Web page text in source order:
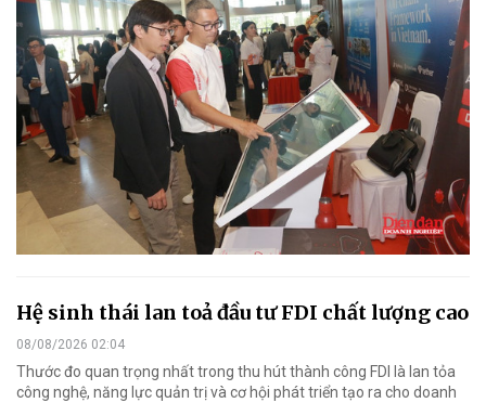
Hệ sinh thái lan toả đầu tư FDI chất lượng cao
08/08/2026 02:04
Thước đo quan trọng nhất trong thu hút thành công FDI là lan tỏa
công nghệ, năng lực quản trị và cơ hội phát triển tạo ra cho doanh